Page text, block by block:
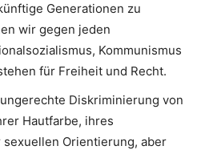
Generationen zu
wir gegen jeden
Kommunismus
für Freiheit und Recht.
Diskriminierung von
Hautfarbe, ihres
Orientierung, aber